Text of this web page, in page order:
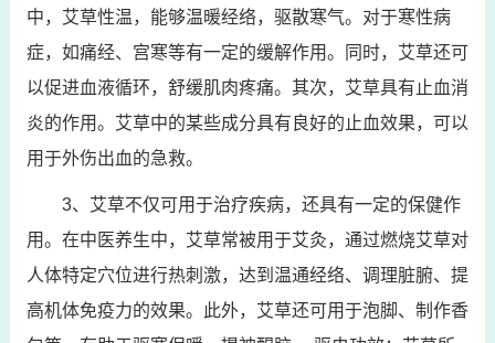
中，艾草性温，能够温暖经络，驱散寒气。对于寒性病
症，如痛经、宫寒等有一定的缓解作用。同时，艾草还可
以促进血液循环，舒缓肌肉疼痛。其次，艾草具有止血消
炎的作用。艾草中的某些成分具有良好的止血效果，可以
用于外伤出血的急救。
3、艾草不仅可用于治疗疾病，还具有一定的保健作
用。在中医养生中，艾草常被用于艾灸，通过燃烧艾草对
人体特定穴位进行热刺激，达到温通经络、调理脏腑、提
高机体免疫力的效果。此外，艾草还可用于泡脚、制作香